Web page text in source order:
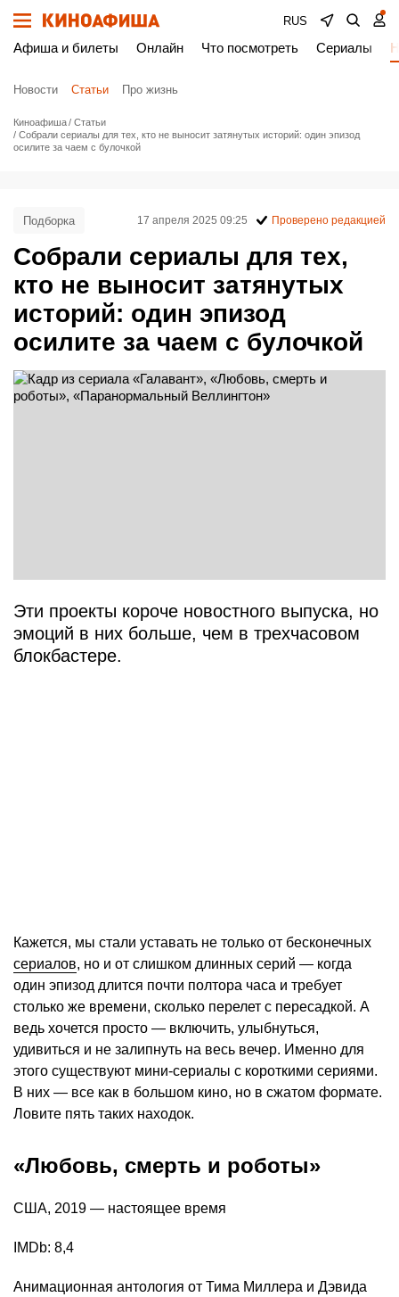
RUS
Афиша и билеты Онлайн Что посмотреть Сериалы
Новости Статьи Про жизнь
Киноафиша
Статьи
Собрали сериалы для тех, кто не выносит затянутых историй: один эпизод
осилите за чаем с булочкой
Собрали сериалы для тех,
кто не выносит затянутых
историй: один эпизод
осилите за чаем с булочкой
Подборка 17 апреля 2025 09:25 Проверено редакцией
Эти проекты короче новостного выпуска, но
эмоций в них больше, чем в трехчасовом
блокбастере.
Кажется, мы стали уставать не только от бесконечных
сериалов, но и от слишком длинных серий — когда
один эпизод длится почти полтора часа и требует
столько же времени, сколько перелет с пересадкой. А
ведь хочется просто — включить, улыбнуться,
удивиться и не залипнуть на весь вечер. Именно для
этого существуют мини-сериалы с короткими сериями.
В них — все как в большом кино, но в сжатом формате.
Ловите пять таких находок.
«Любовь, смерть и роботы»
США, 2019 — настоящее время
IMDb: 8,4
Анимационная антология от Тима Миллера и Дэвида